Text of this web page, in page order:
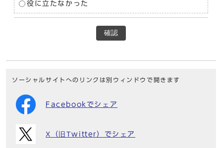
役に立たなかった
確認
ソーシャルサイトへのリンクは別ウィンドウで開きます
Facebookでシェア
X（旧Twitter）でシェア